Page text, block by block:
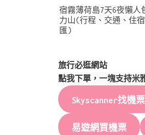
宿霧薄荷島7天6夜懶人
力山(行程、交通、住
匯)
旅行必逛網站
點我下單，一塊支持米
Skyscanner找機票
易遊網買機票